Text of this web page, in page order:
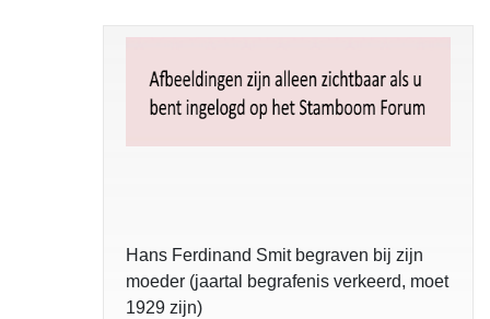
Hans Ferdinand Smit begraven bij zijn
moeder (jaartal begrafenis verkeerd, moet
1929 zijn)